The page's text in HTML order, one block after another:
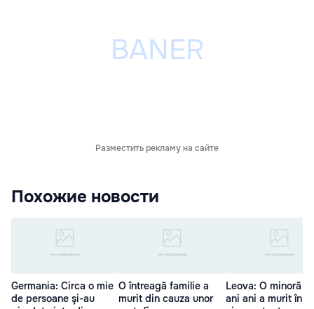
Разместить рекламу на сайте
Похожие новости
Germania: Circa o mie
de persoane şi-au
O întreagă familie a
murit din cauza unor
Leova: O minoră
ani ani a murit în